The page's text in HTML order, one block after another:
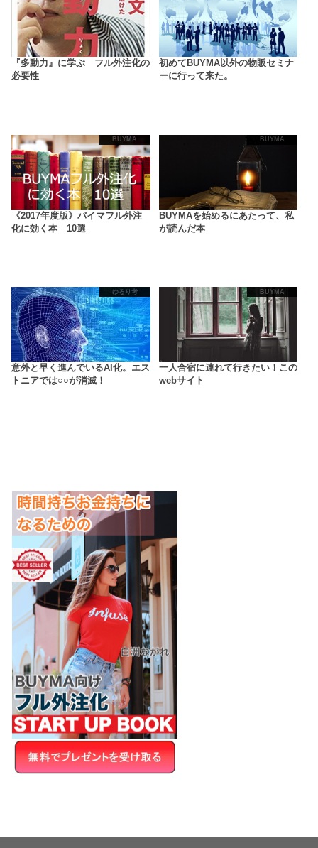
『多動力』に学ぶ フル外注化の
必要性
初めてBUYMA以外の物販セミナ
ーに行って来た。
BUYMA
《2017年度版》バイマフル外注
化に効く本 10選
BUYMA
BUYMAを始めるにあたって、私
が読んだ本
ゆるり考
意外と早く進んでいるAI化。エス
トニアでは○○が消滅！
BUYMA
一人合宿に連れて行きたい！この
webサイト